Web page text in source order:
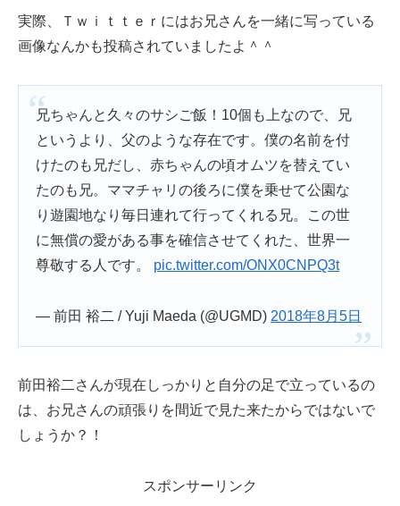
実際、Ｔｗｉｔｔｅｒにはお兄さんを一緒に写っている
画像なんかも投稿されていましたよ＾＾
兄ちゃんと久々のサシご飯！10個も上なので、兄
というより、父のような存在です。僕の名前を付
けたのも兄だし、赤ちゃんの頃オムツを替えてい
たのも兄。ママチャリの後ろに僕を乗せて公園な
り遊園地なり毎日連れて行ってくれる兄。この世
に無償の愛がある事を確信させてくれた、世界一
尊敬する人です。 pic.twitter.com/ONX0CNPQ3t
— 前田 裕二 / Yuji Maeda (@UGMD) 2018年8月5日
前田裕二さんが現在しっかりと自分の足で立っているの
は、お兄さんの頑張りを間近で見た来たからではないで
しょうか？！
スポンサーリンク